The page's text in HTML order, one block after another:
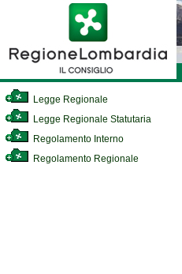
Legge Regionale
Legge Regionale Statutaria
Regolamento Interno
Regolamento Regionale